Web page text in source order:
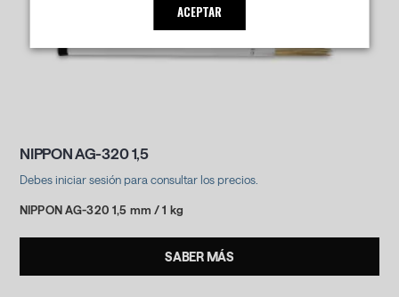
NIPPON AG-320 1,5
Debes iniciar sesión para consultar los precios.
NIPPON AG-320 1,5 mm / 1 kg
SABER MÁS
ACEPTAR